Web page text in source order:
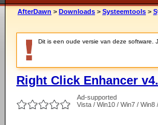
AfterDawn > Downloads > Systeemtools >
Dit is een oude versie van deze software.
Right Click Enhancer
Ad-supported
Vista / Win10 / Win7 / Win8